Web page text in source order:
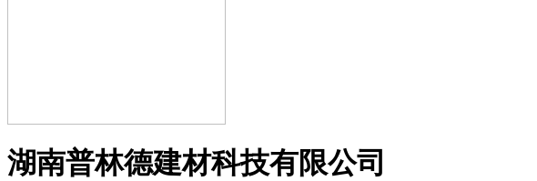
湖南普林德建材科技有限公司